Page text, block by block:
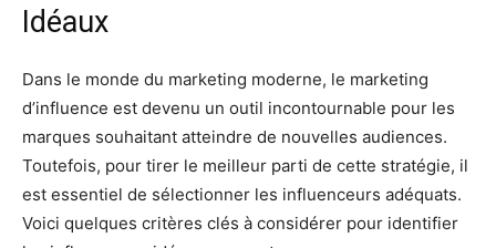
Idéaux
Dans le monde du marketing moderne, le marketing
d’influence est devenu un outil incontournable pour les
marques souhaitant atteindre de nouvelles audiences.
Toutefois, pour tirer le meilleur parti de cette stratégie, il
est essentiel de sélectionner les influenceurs adéquats.
Voici quelques critères clés à considérer pour identifier